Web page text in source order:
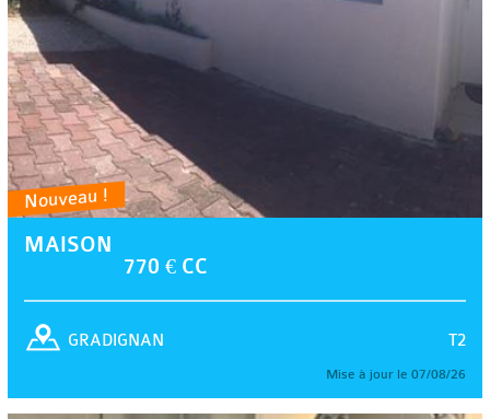
Nouveau !
MAISON
770 € CC
T2
GRADIGNAN
Mise à jour le 07/08/26